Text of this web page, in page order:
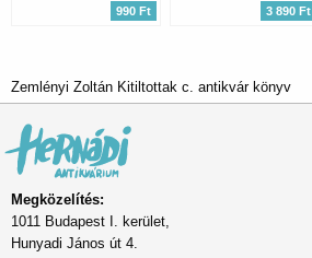
990 Ft 3 890 Ft
Zemlényi Zoltán Kitiltottak c. antikvár könyv
Megközelítés:
1011 Budapest I. kerület,
Hunyadi János út 4.